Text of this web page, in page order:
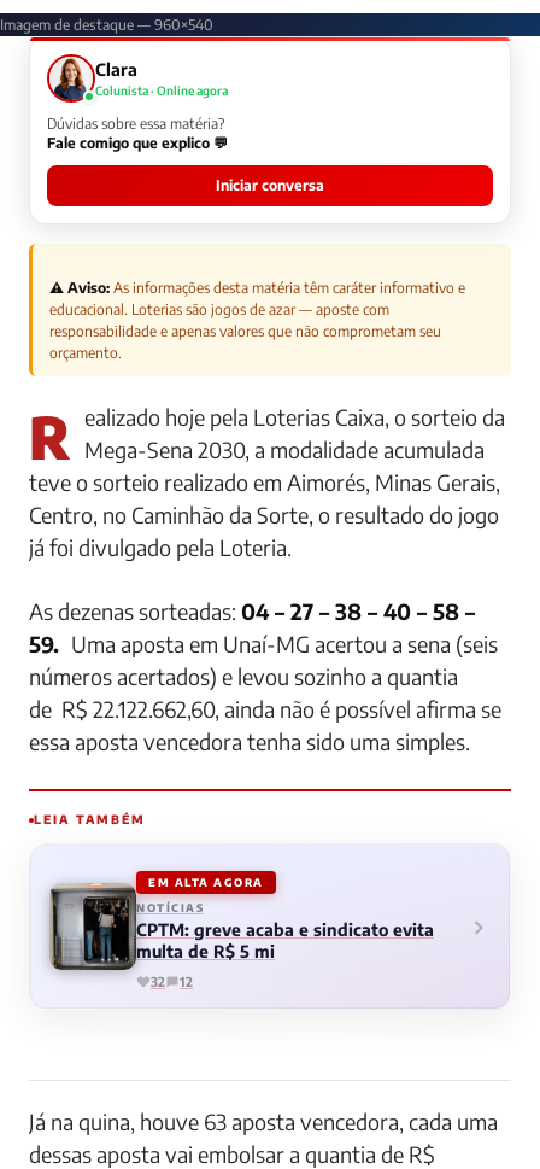
Imagem de destaque — 960×540
Clara
Colunista · Online agora
Dúvidas sobre essa matéria?
Fale comigo que explico 💬
Iniciar conversa
⚠️ Aviso: As informações desta matéria têm caráter informativo e
educacional. Loterias são jogos de azar — aposte com
responsabilidade e apenas valores que não comprometam seu
orçamento.
Realizado hoje pela Loterias Caixa, o sorteio da Mega-Sena 2030, a modalidade acumulada
teve o sorteio realizado em Aimorés, Minas Gerais,
Centro, no Caminhão da Sorte, o resultado do jogo
já foi divulgado pela Loteria.
As dezenas sorteadas: 04 – 27 – 38 – 40 – 58 –
59. Uma aposta em Unaí-MG acertou a sena (seis
números acertados) e levou sozinho a quantia
de R$ 22.122.662,60, ainda não é possível afirma se
essa aposta vencedora tenha sido uma simples.
LEIA TAMBÉM
EM ALTA AGORA
NOTÍCIAS
CPTM: greve acaba e sindicato evita
multa de R$ 5 mi
32 12
Já na quina, houve 63 aposta vencedora, cada uma
dessas aposta vai embolsar a quantia de R$